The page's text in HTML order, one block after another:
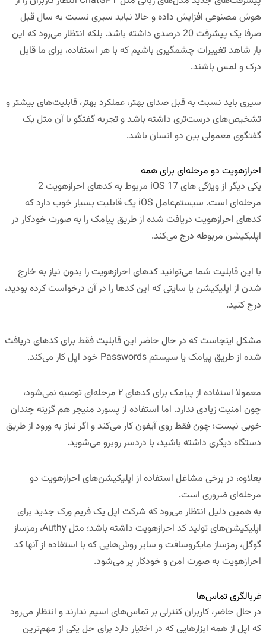
هوش مصنوعی افزایش داده و حالا نباید سیری نسبت به سال قبل
صرفا یک پیشرفت 20 درصدی داشته باشد. بلکه انتظار می‌رود که این
بار شاهد تغییرات چشمگیری باشیم که با هر استفاده، برای ما قابل
درک و لمس باشند.
سیری باید نسبت به قبل صدای بهتر، عملکرد بهتر، قابلیت‌های بیشتر و
تشخیص‌های درست‌تری داشته باشد و تجربه گفتگو با آن مثل یک
گفتگوی معمولی بین دو انسان باشد.
احرازهویت دو مرحله‌ای برای همه
یکی دیگر از ویژگی های iOS 17 مربوط به کدهای احرازهویت 2
مرحله‌ای است. سیستم‌عامل iOS یک قابلیت بسیار خوب دارد که
کدهای احرازهویت دریافت شده از طریق پیامک را به صورت خودکار در
اپلیکیشن مربوطه درج می‌کند.
با این قابلیت شما می‌توانید کدهای احرازهویت را بدون نیاز به خارج
شدن از اپلیکیشن یا سایتی که این کدها را در آن درخواست کرده بودید،
درج کنید.
مشکل اینجاست که در حال حاضر این قابلیت فقط برای کدهای دریافت
شده از طریق پیامک یا سیستم Passwords خود اپل کار می‌کند.
معمولا استفاده از پیامک برای کدهای ۲ مرحله‌ای توصیه نمی‌شود،
چون امنیت زیادی ندارد. اما استفاده از پسورد منیجر هم گزینه چندان
خوبی نیست؛ چون فقط روی آیفون کار می‌کند و اگر نیاز به ورود از طریق
دستگاه دیگری داشته باشید، با دردسر روبرو می‌شوید.
بعلاوه، در برخی مشاغل استفاده از اپلیکیشن‌های احرازهویت دو
مرحله‌ای ضروری است.
به همین دلیل انتظار می‌رود که شرکت اپل یک فریم ورک جدید برای
اپلیکیشن‌های تولید کد احرازهویت داشته باشد؛ مثل Authy، رمزساز
گوگل، رمزساز مایکروسافت و سایر روش‌هایی که با استفاده از آنها کد
احرازهویت به صورت امن و خودکار پر می‌شود.
غربالگری تماس‌ها
در حال حاضر، کاربران کنترلی بر تماس‌های اسپم ندارند و انتظار می‌رود
که اپل از همه ابزارهایی که در اختیار دارد برای حل یکی از مهم‌ترین